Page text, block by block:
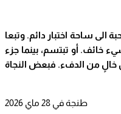
الى ساحة اختبار دائم. وتبعا
خائف. أو تبتسم، بينما جزء
خالٍ من الدفء. فبعض النجاة
طنجة في 28 ماي 2026